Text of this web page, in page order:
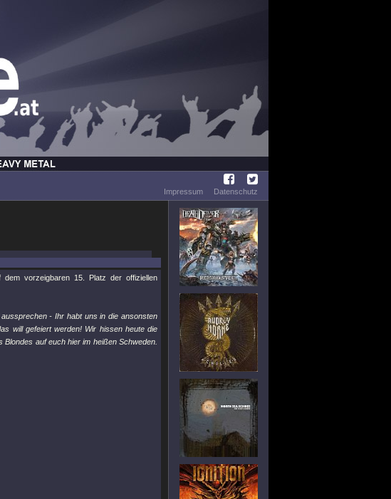
Impressum
Datenschutz
dem vorzeigbaren 15. Platz der offiziellen
- Ihr habt uns in die ansonsten
will gefeiert werden! Wir hissen heute die
auf euch hier im heißen Schweden.